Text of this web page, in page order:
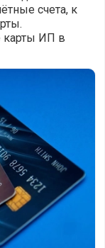
счета, к
карты ИП в